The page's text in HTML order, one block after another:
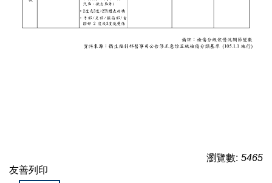
瀏覽數: 5465
友善列印